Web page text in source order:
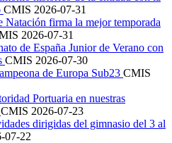
CMIS 2026-07-31
Natación firma la mejor temporada
2026-07-31
de España Junior de Verano con
CMIS 2026-07-30
de Europa Sub23 CMIS
Portuaria en nuestras
CMIS 2026-07-23
dirigidas del gimnasio del 3 al
07-22